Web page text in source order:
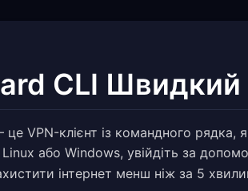
CLI Швидкий
VPN-клієнт із командного
або Windows, увійдіть за
інтернет менш ніж за 5